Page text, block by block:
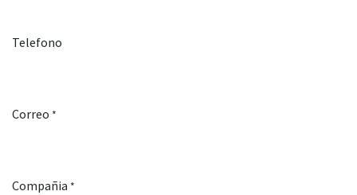
Telefono
Correo *
Compañia *